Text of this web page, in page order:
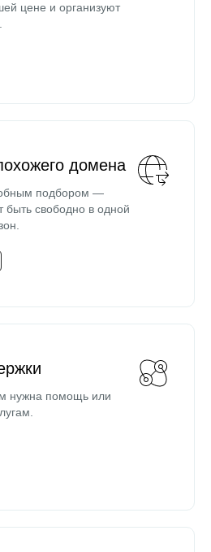
цене и организуют
домена
подбором —
свободно в одной
нужна помощь или